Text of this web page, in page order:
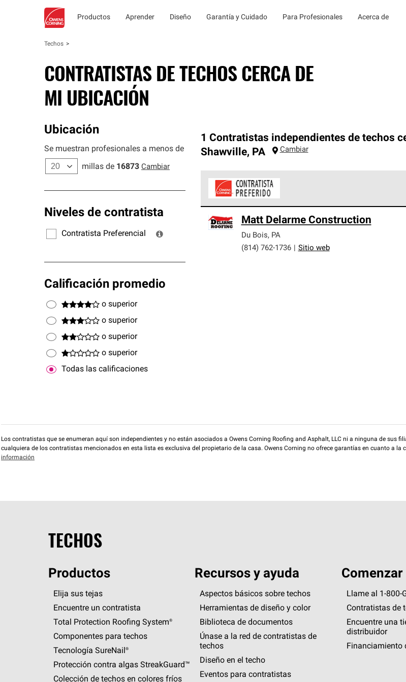
Productos Aprender Diseño Garantía y Cuidado Para Profesionales Acerca de
Techos
CONTRATISTAS DE TECHOS CERCA DE
MI UBICACIÓN
Ubicación
Se muestran profesionales a menos de
millas de 16873 Cambiar
Niveles de contratista
Contratista Preferencial
Calificación promedio
o superior
o superior
o superior
o superior
Todas las calificaciones
1 Contratistas independientes de techos
Shawville, PA Cambiar
cumplen con altos estándares y requisitos estrictos de
Matt Delarme Construction
Du Bois, PA
(814) 762-1736
Sitio web
Los contratistas que se enumeran aquí son independientes y no están asociados a Owens Corning Roofing and Asphalt, LLC ni a ninguna de sus
cualquiera de los contratistas mencionados en esta lista es exclusiva del propietario de la casa. Owens Corning no ofrece garantías en cuanto a
información
TECHOS
Productos
Elija sus tejas
Encuentre un contratista
Total Protection Roofing System®
Componentes para techos
Tecnología SureNail®
Protección contra algas StreakGuard™
Colección de techos en colores fríos
Recursos y ayuda
Aspectos básicos sobre techos
Herramientas de diseño y color
Biblioteca de documentos
Únase a la red de contratistas de
techos
Diseño en el techo
Eventos para contratistas
Comenzar
Llame al 1-800-
Contratistas de
Encuentre una
distribuidor
Financiamiento